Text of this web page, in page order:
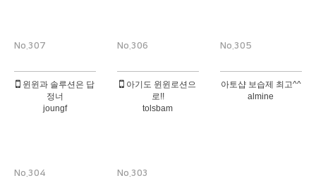
No.307
윈윈과 솔루션은 답
정너
joungf
No.306
아기도 윈윈로션으
로!!
tolsbam
No.305
아토샵 보습제 최고^^
almine
No.304 No.303